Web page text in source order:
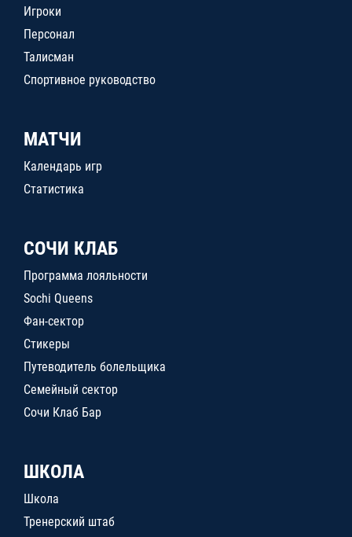
Игроки
Персонал
Талисман
Спортивное руководство
МАТЧИ
Календарь игр
Статистика
СОЧИ КЛАБ
Программа лояльности
Sochi Queens
Фан-сектор
Стикеры
Путеводитель болельщика
Семейный сектор
Сочи Клаб Бар
ШКОЛА
Школа
Тренерский штаб